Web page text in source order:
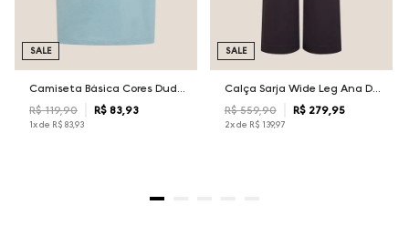
Camiseta Básica Cores Dudalina Masculina
R$ 119,90 R$ 83,93
1x de R$ 83,93
SALE
Calça Sarja Wide Leg Ana Dudalina Feminina
R$ 559,90 R$ 279,95
2x de R$ 139,97
SALE